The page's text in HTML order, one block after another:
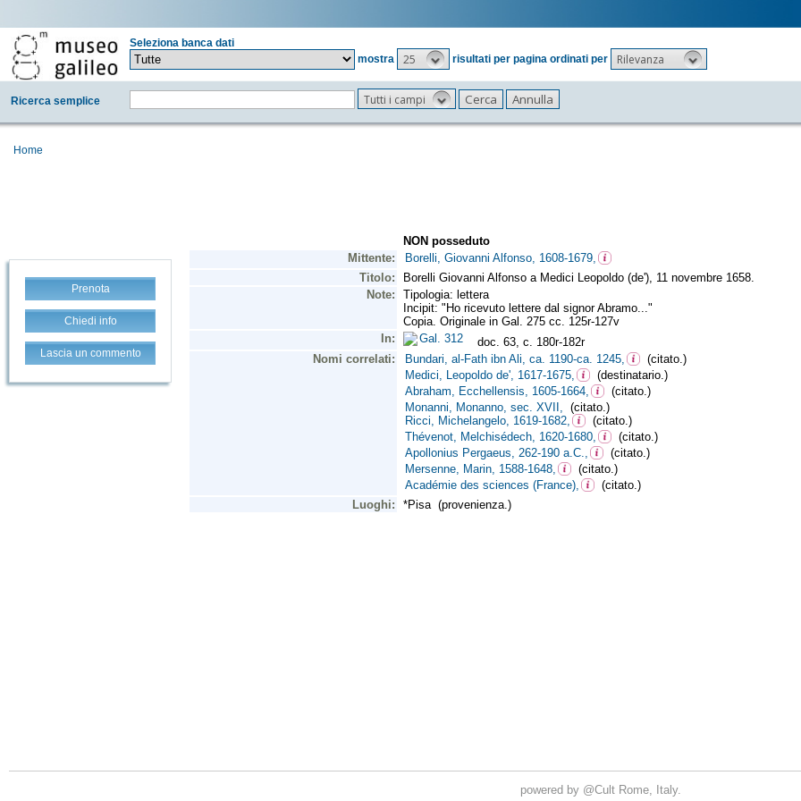
Seleziona banca dati
mostra
25 risultati per pagina ordinati per Rilevanza
Ricerca semplice Tutti i campi
Home
Prenota
Chiedi info
Lascia un commento
powered by @Cult Rome, Italy.